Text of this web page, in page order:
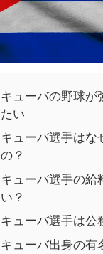
キューバの野球が
たい
キューバ選手はな
の？
キューバ選手の給
い？
キューバ選手は公
キューバ出身の有